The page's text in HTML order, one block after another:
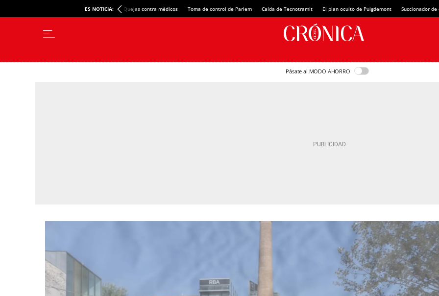
ES NOTICIA: Quejas contra médicos Toma de control de Parlem Caída de Tecnotramit El plan oculto de Puigdemont Succionador
Pásate al MODO AHORRO